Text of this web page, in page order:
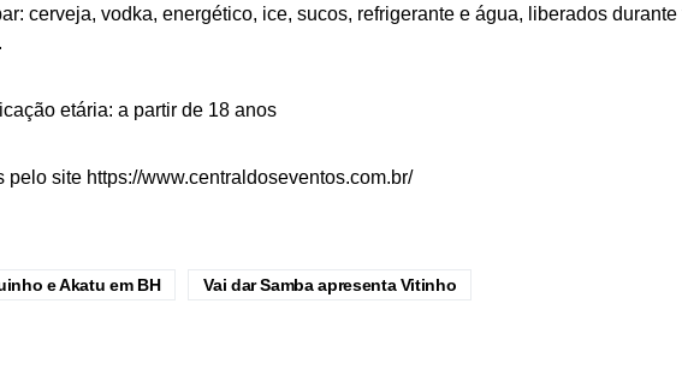
cerveja, vodka, energético, ice, sucos, refrigerante e água, liberados durante
etária: a partir de 18 anos
pelo site https://www.centraldoseventos.com.br/
e Akatu em BH Vai dar Samba apresenta Vitinho